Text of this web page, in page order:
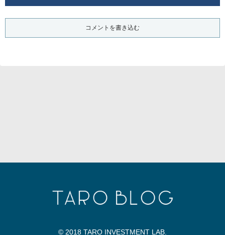
コメントを書き込む
© 2018 TARO INVESTMENT LAB.